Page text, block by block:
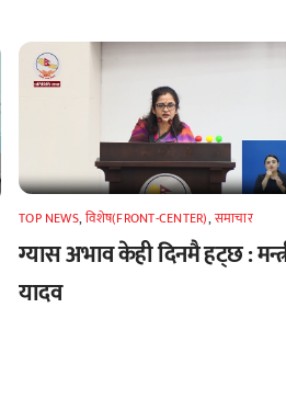
TOP NEWS,विशेष(FRONT-CENTER),समाचार
ग्यास अभाव केही दिनमै हट्छ :
यादव